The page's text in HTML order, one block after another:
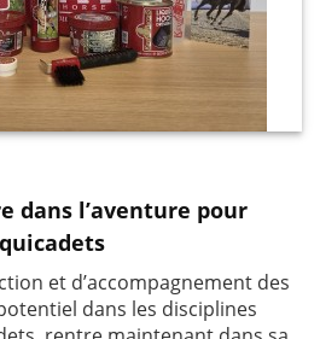
dans l’aventure pour
et d’accompagnement des
dans les disciplines